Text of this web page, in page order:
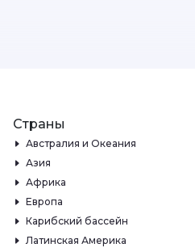
Страны
Австралия и Океания
Азия
Африка
Европа
Карибский бассейн
Латинская Америка